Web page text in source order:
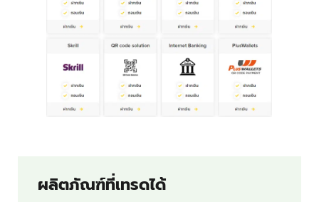
ผลิตภัณฑ์ที่เทรดได้